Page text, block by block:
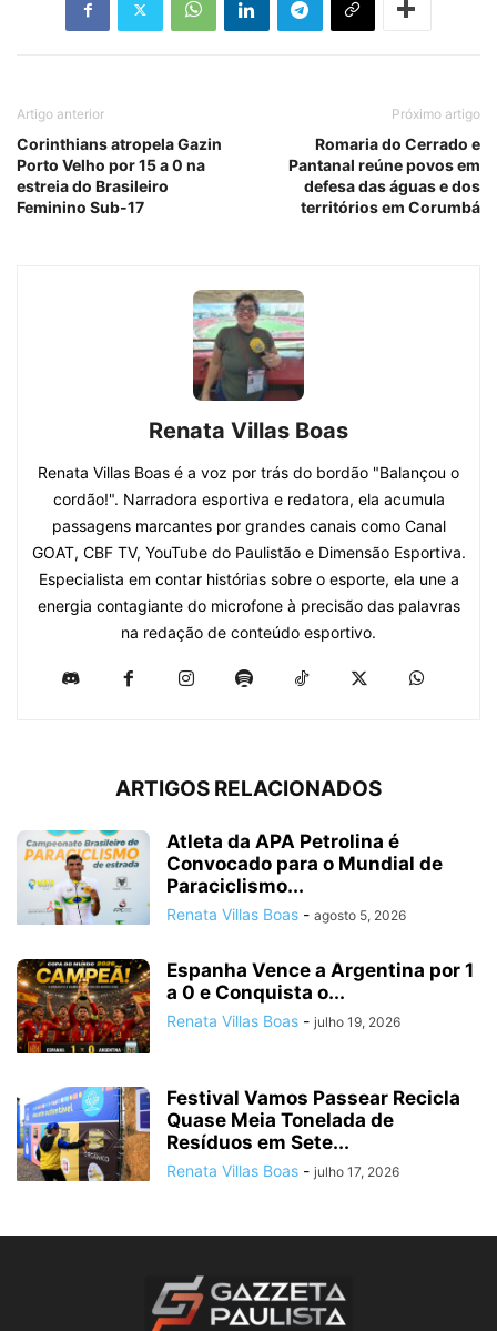
Artigo anterior
Corinthians atropela Gazin
Porto Velho por 15 a 0 na
estreia do Brasileiro
Feminino Sub-17
Próximo artigo
Romaria do Cerrado e
Pantanal reúne povos em
defesa das águas e dos
territórios em Corumbá
Renata Villas Boas
​Renata Villas Boas é a voz por trás do bordão "Balançou o
cordão!". Narradora esportiva e redatora, ela acumula
passagens marcantes por grandes canais como Canal
GOAT, CBF TV, YouTube do Paulistão e Dimensão Esportiva.
Especialista em contar histórias sobre o esporte, ela une a
energia contagiante do microfone à precisão das palavras
na redação de conteúdo esportivo.
ARTIGOS RELACIONADOS
Atleta da APA Petrolina é
Convocado para o Mundial de
Paraciclismo...
Renata Villas Boas - agosto 5, 2026
Espanha Vence a Argentina por 1
a 0 e Conquista o...
Renata Villas Boas - julho 19, 2026
Festival Vamos Passear Recicla
Quase Meia Tonelada de
Resíduos em Sete...
Renata Villas Boas - julho 17, 2026